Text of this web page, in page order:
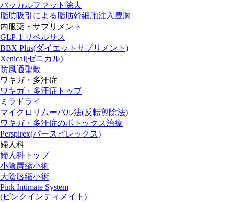
バッカルファット除去
脂肪吸引による脂肪幹細胞注入豊胸
内服薬・サプリメント
GLP-1 リベルサス
BBX Plus(ダイエットサプリメント)
Xenical(ゼニカル)
防風通聖散
ワキガ・多汗症
ワキガ・多汗症トップ
ミラドライ
マイクロリムーバル法(反転剪除法)
ワキガ・多汗症のボトックス治療
Perspirex(パースピレックス)
婦人科
婦人科トップ
小陰唇縮小術
大陰唇縮小術
Pink Intimate System
(ピンクインティメイト)